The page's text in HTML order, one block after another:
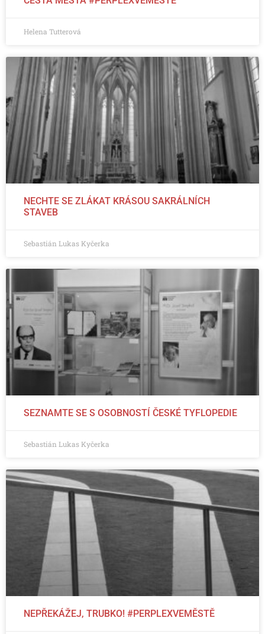
Helena Tutterová
NECHTE SE ZLÁKAT KRÁSOU SAKRÁLNÍCH
STAVEB
Sebastián Lukas Kyčerka
SEZNAMTE SE S OSOBNOSTÍ ČESKÉ TYFLOPEDIE
Sebastián Lukas Kyčerka
NEPŘEKÁŽEJ, TRUBKO! #PERPLEXVEMĚSTĚ